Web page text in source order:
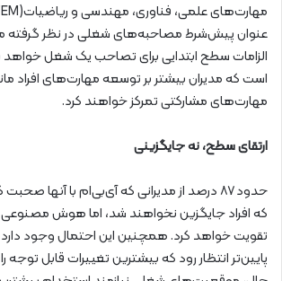
عنوان پیش‌شرط مصاحبه‌های شغلی در نظر گرفته
الزامات سطح ابتدایی برای تصاحب یک شغل خواهد
است که مدیران بیشتر بر توسعه مهارت‌های افراد
مهارت‌های مشارکتی تمرکز خواهند کرد.
ارتقای سطح، نه جایگزینی
حدود ۸۷ درصد از مدیرانی که آی‌بی‌ام با آنها
که افراد جایگزین نخواهند شد، اما هوش مصنوعی
تقویت خواهد کرد. همچنین این احتمال وجود دارد
پایین‌تر انتظار رود که بیشترین تغییرات قابل توجه